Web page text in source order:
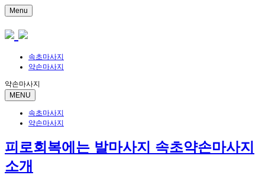
Menu
속초마사지
약손마사지
약손마사지
MENU
속초마사지
약손마사지
피로회복에는 발마사지 속초약손마사지
소개